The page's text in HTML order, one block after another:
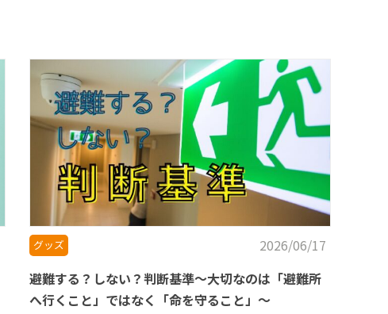
グッズ
2026/06/17
避難する？しない？判断基準～大切なのは「避難所
へ行くこと」ではなく「命を守ること」～